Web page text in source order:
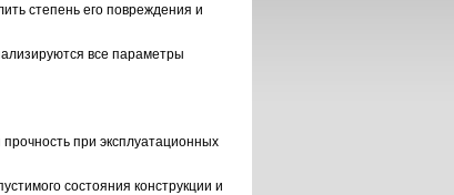
степень его повреждения и
все параметры
при эксплуатационных
состояния конструкции и